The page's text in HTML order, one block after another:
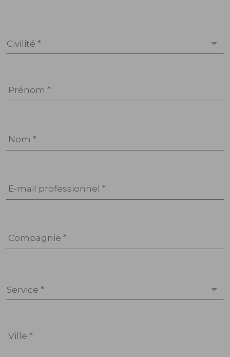
Civilité *
Prénom *
Nom *
E-mail professionnel *
Compagnie *
Service *
Ville *